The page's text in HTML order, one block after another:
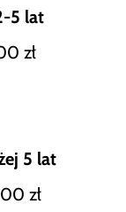
5 lat
zł
5 lat
zł